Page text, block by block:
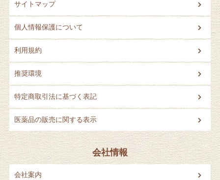
サイトマップ
個人情報保護について
利用規約
推奨環境
特定商取引法に基づく表記
医薬品の販売に関する表示
会社情報
会社案内